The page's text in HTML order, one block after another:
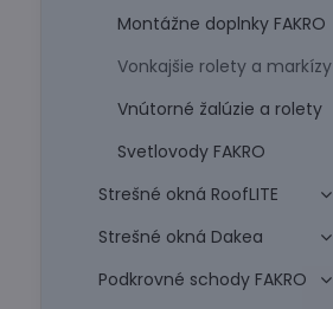
Montážne doplnky FAKRO
Vonkajšie rolety a markízy
Vnútorné žalúzie a rolety
Svetlovody FAKRO
Strešné okná RoofLITE
Strešné okná Dakea
Podkrovné schody FAKRO